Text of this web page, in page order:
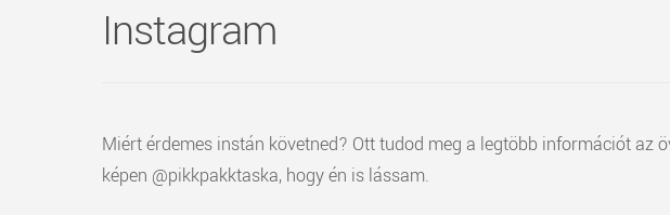
Instagram
Miért érdemes instán követned? Ott tudod meg a legtöbb információt az
képen @pikkpakktaska, hogy én is lássam.